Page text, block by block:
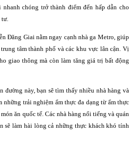
chóng trở thành điểm đến hấp dẫn cho
tư.
Đăng Giai nằm ngay cạnh nhà ga Metro, giúp
tâm thành phố và các khu vực lân cận. Vị
giao thông mà còn làm tăng giá trị bất động
đường này, bạn sẽ tìm thấy nhiều nhà hàng và
những trải nghiệm ẩm thực đa dạng từ ẩm thực
ăn quốc tế. Các nhà hàng nổi tiếng và quán
sẽ làm hài lòng cả những thực khách khó tính